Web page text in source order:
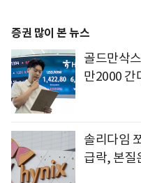
증권 많이 본 뉴스
골드만삭
만2000 간
솔리다임
급락, 본질